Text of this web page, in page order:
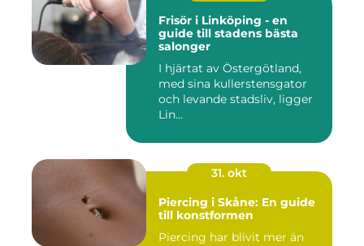
Frisör i Linköping - en
guide till stadens bästa
salonger
I hjärtat av Östergötland,
med sina kullerstensgator
och levande stadsliv, ligger
Lin...
31. okt
Piercing i Skåne: En guide
till konstformen
Piercing har blivit mer än